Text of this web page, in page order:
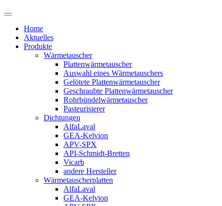
Home
Aktuelles
Produkte
Wärmetauscher
Plattenwärmetauscher
Auswahl eines Wärmetauschers
Gelötete Plattenwärmetauscher
Geschraubte Plattenwärmetauscher
Rohrbündelwärmetauscher
Pasteurisierer
Dichtungen
AlfaLaval
GEA-Kelvion
APV-SPX
API-Schmidt-Bretten
Vicarb
andere Hersteller
Wärmetauscherplatten
AlfaLaval
GEA-Kelvion